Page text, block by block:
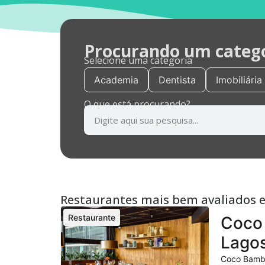
Procurando um
Selecione uma categoria
Academia Dentista Imobiliária
O que está procurando?
Restaurantes mais bem avaliados
Restaurante
Coco